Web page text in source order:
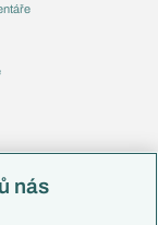
nás